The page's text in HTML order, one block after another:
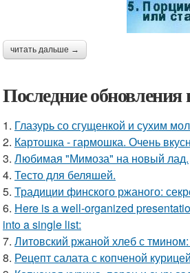
читать дальше →
Последние обновления
1. Глазурь со сгущенкой и сухим
2. Картошка - гармошка. Очень
3. Любимая "Мимоза" на новый лад.
4. Тесто для беляшей.
5. Традиции финского ржаного:
6. Here is a well-organized
into a single list:
7. Литовский ржаной хлеб с
8. Рецепт салата с копченой